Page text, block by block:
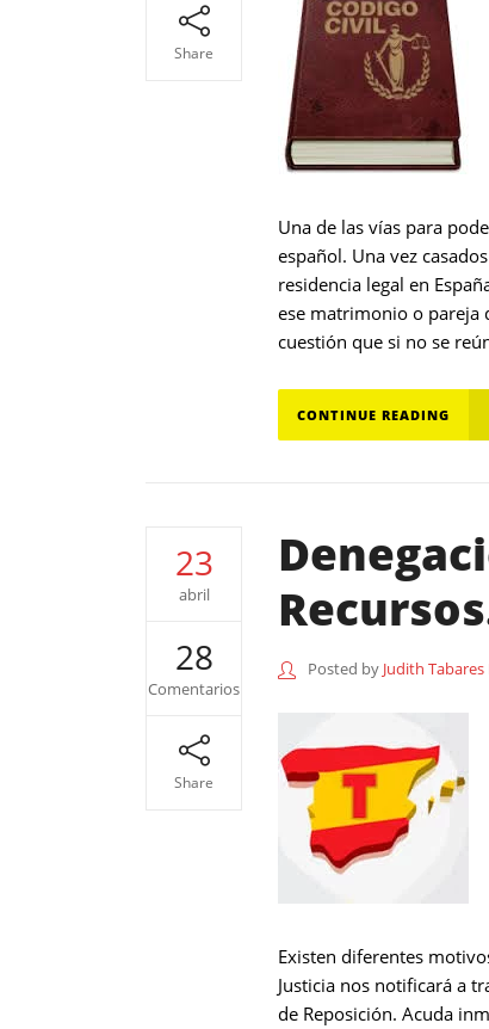
Share
Una de las vías para
español. Una vez
residencia legal en
ese matrimonio o pareja
cuestión que si no se
CONTINUE READING
23
abril
28
Comentarios
Share
Posted by Judith Tabares
Existen diferentes
Justicia nos notificará a
de Reposición. Acuda